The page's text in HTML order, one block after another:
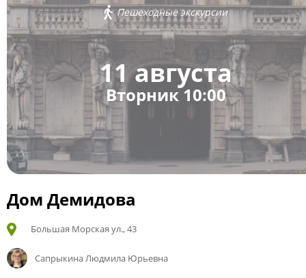
Пешеходные экскурсии
11 августа
Вторник 10:00
Дом Демидова
Большая Морская ул., 43
Сапрыкина Людмила Юрьевна